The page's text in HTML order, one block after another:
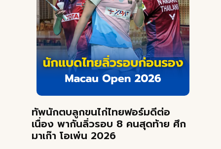
ทัพนักตบลูกขนไก่ไทยฟอร์มดีต่อ
เนื่อง พากันลิ่วรอบ 8 คนสุดท้าย ศึก
มาเก๊า โอเพ่น 2026